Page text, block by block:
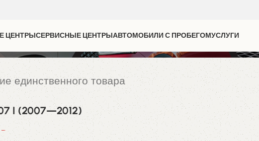
ЦЕНТРЫСЕРВИСНЫЕ ЦЕНТРЫАВТОМОБИЛИ С ПРОБЕГОМУСЛУГИ
единственного товара
I (2007—2012)
₽